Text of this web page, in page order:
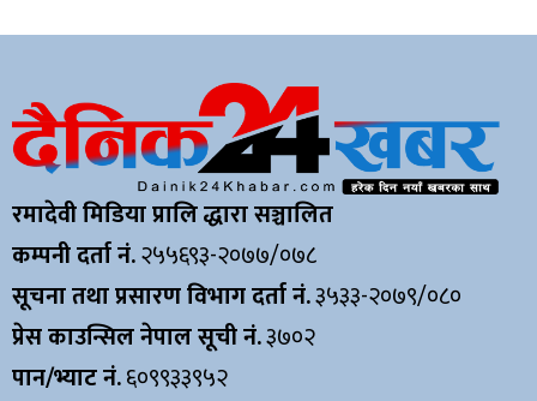
रमादेवी मिडिया प्रालि द्धारा सञ्चालित
कम्पनी दर्ता नं.२५५६९३-२०७७/०७८
सूचना तथा प्रसारण विभाग दर्ता नं.३५३३-२०७९/०८०
प्रेस काउन्सिल नेपाल सूची नं.३७०२
पान/भ्याट नं.६०९९३३९५२